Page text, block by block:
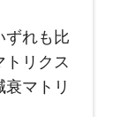
ずれも比
リクス
マトリ